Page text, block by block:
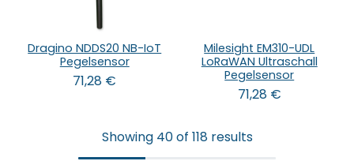
Dragino NDDS20 NB-IoT
Pegelsensor
71,28 €
Milesight EM310-UDL
LoRaWAN Ultraschall
Pegelsensor
71,28€
Showing 40 of 118 results